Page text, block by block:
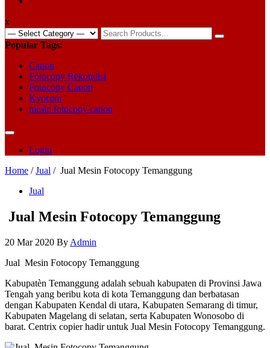
x
Search
for:
Popular Tags:
Canon
Fotocopy Rekondisi
Fotocopy Canon
Kyocera
mesin fotocopy canon
Login
Home /Jual / Jual Mesin Fotocopy Temanggung
Jual
Jual Mesin Fotocopy Temanggung
20 Mar 2020 By Admin
Jual Mesin Fotocopy Temanggung
Kabupatèn Temanggung adalah sebuah kabupaten di Provinsi Jawa
Tengah yang beribu kota di kota Temanggung dan berbatasan
dengan Kabupaten Kendal di utara, Kabupaten Semarang di timur,
Kabupaten Magelang di selatan, serta Kabupaten Wonosobo di
barat. Centrix copier hadir untuk Jual Mesin Fotocopy Temanggung.